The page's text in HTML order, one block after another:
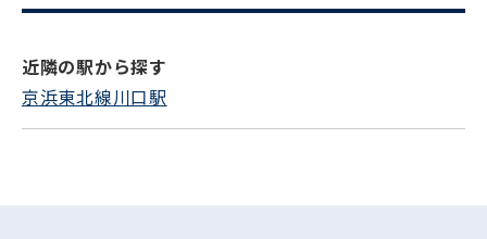
近隣の駅から探す
京浜東北線川口駅